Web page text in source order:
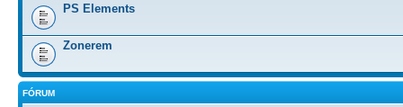
PS Elements
Zonerem
FÓRUM